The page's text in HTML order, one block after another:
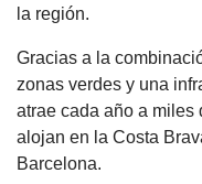
la región.
Gracias a la
zonas verdes y una
atrae cada año a miles
alojan en la Costa
Barcelona.